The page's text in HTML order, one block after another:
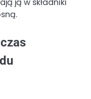
ją w składniki